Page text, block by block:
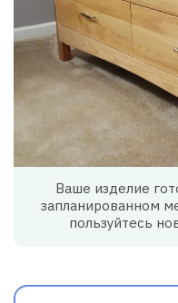
Ваше изделие
запланированном
пользуйтесь